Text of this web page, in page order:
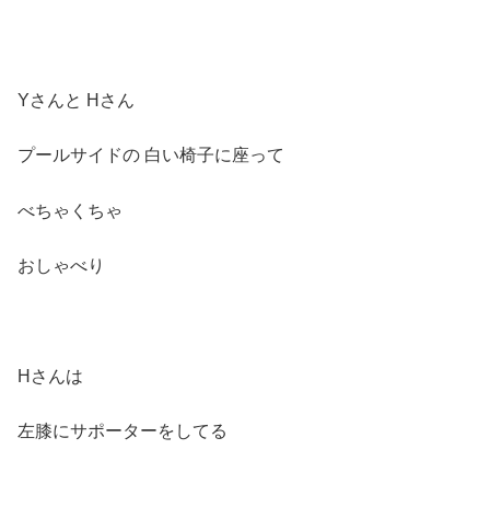
Yさんと Hさん
プールサイドの 白い椅子に座って
べちゃくちゃ
おしゃべり
Hさんは
左膝にサポーターをしてる